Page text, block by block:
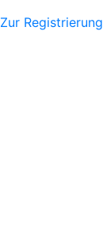
Zur Registrierung